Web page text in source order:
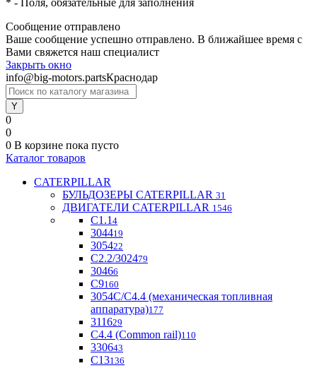
* - Поля, обязательные для заполнения
Сообщение отправлено
Ваше сообщение успешно отправлено. В ближайшее время с
Вами свяжется наш специалист
Закрыть окно
info@big-motors.partsКраснодар
0
0
0 В корзине пока пусто
Каталог товаров
CATERPILLAR
БУЛЬДОЗЕРЫ CATERPILLAR 31
ДВИГАТЕЛИ CATERPILLAR 1546
C1.1 4
304419
305422
С2.2/302479
30466
С9160
3054С/С4.4 (механическая топливная
аппаратура)177
311629
С4.4 (Common rail)110
330643
С13136